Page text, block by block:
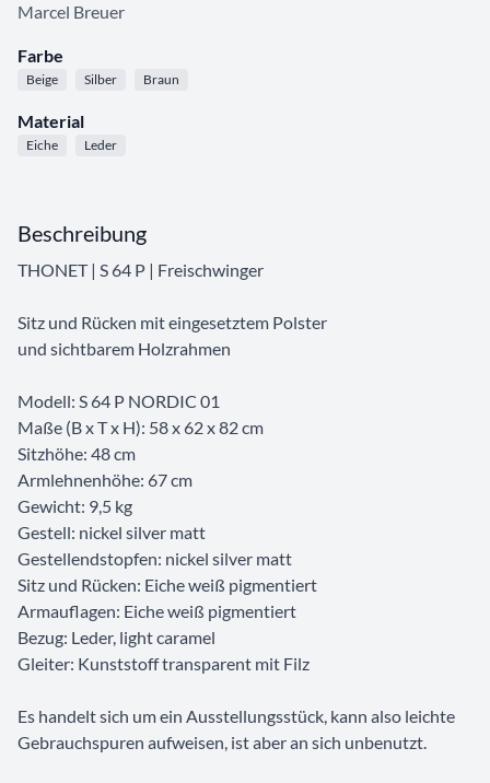
Marcel Breuer
Farbe
Beige Silber Braun
Material
Eiche Leder
Beschreibung
THONET | S 64 P | Freischwinger
Sitz und Rücken mit eingesetztem Polster
und sichtbarem Holzrahmen
Modell: S 64 P NORDIC 01
Maße (B x T x H): 58 x 62 x 82 cm
Sitzhöhe: 48 cm
Armlehnenhöhe: 67 cm
Gewicht: 9,5 kg
Gestell: nickel silver matt
Gestellendstopfen: nickel silver matt
Sitz und Rücken: Eiche weiß pigmentiert
Armauflagen: Eiche weiß pigmentiert
Bezug: Leder, light caramel
Gleiter: Kunststoff transparent mit Filz
Es handelt sich um ein Ausstellungsstück, kann also leichte
Gebrauchspuren aufweisen, ist aber an sich unbenutzt.